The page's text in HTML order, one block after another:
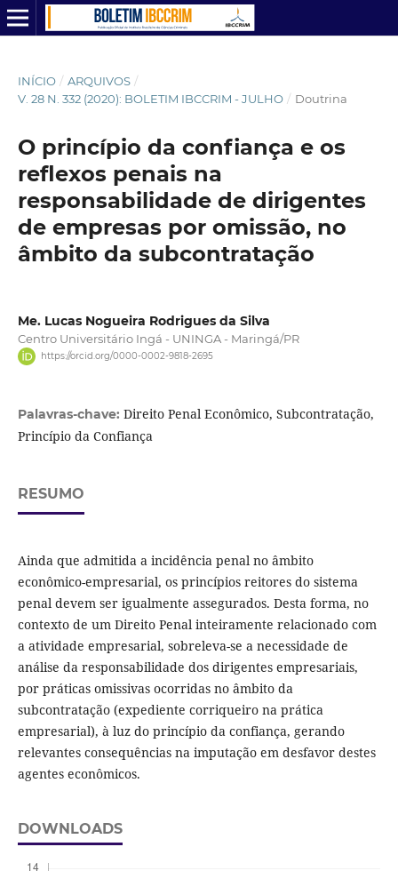
INÍCIO / ARQUIVOS /
V. 28 N. 332 (2020): BOLETIM IBCCRIM - JULHO / Doutrina
O princípio da confiança e os
reflexos penais na
responsabilidade de dirigentes
de empresas por omissão, no
âmbito da subcontratação
Me. Lucas Nogueira Rodrigues da Silva
Centro Universitário Ingá - UNINGA - Maringá/PR
https://orcid.org/0000-0002-9818-2695
Palavras-chave: Direito Penal Econômico, Subcontratação,
Princípio da Confiança
RESUMO
Ainda que admitida a incidência penal no âmbito
econômico-empresarial, os princípios reitores do sistema
penal devem ser igualmente assegurados. Desta forma, no
contexto de um Direito Penal inteiramente relacionado com
a atividade empresarial, sobreleva-se a necessidade de
análise da responsabilidade dos dirigentes empresariais,
por práticas omissivas ocorridas no âmbito da
subcontratação (expediente corriqueiro na prática
empresarial), à luz do princípio da confiança, gerando
relevantes consequências na imputação em desfavor destes
agentes econômicos.
DOWNLOADS